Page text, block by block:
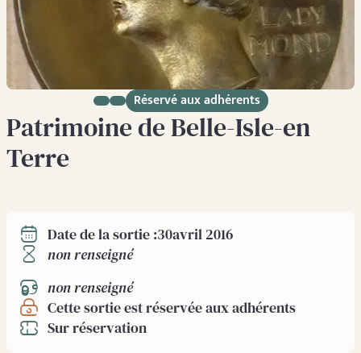
Réservé aux adhérents
Patrimoine de Belle-Isle-en
Terre
Date de la sortie :30avril 2016
non renseigné
non renseigné
Cette sortie est réservée aux adhérents
Sur réservation